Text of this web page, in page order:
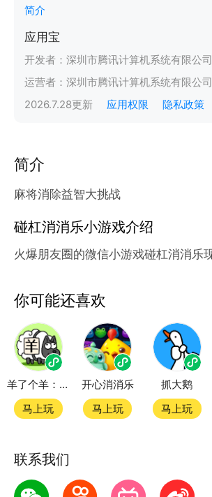
简介
应用宝
开发者： 深圳市腾讯计算机系统有限公司
运营者： 深圳市腾讯计算机系统有限公司
2026.7.28更新 应用权限 隐私政策
简介
麻将消除益智大挑战
碰杠消消乐小游戏介绍
火爆朋友圈的微信小游戏碰杠消消乐
应用宝为腾讯官方游戏平台，收录海
度精品小游戏。直接搜索或者在小游
碰杠消消乐小游戏双平台畅玩
官方授权，在电脑上和手机上双端都
游戏
第一步：点击下载应用宝客户端，第
第三步：直接拉起微信小游戏碰杠消
你可能还喜欢
羊了个羊：星球
马上玩
开心消消乐
马上玩
抓大鹅
马上玩
联系我们